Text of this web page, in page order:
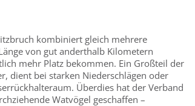
kombiniert gleich mehrere
von gut anderthalb Kilometern
mehr Platz bekommen. Ein Großteil der
dient bei starken Niederschlägen oder
Überdies hat der Verband
Watvögel geschaffen –